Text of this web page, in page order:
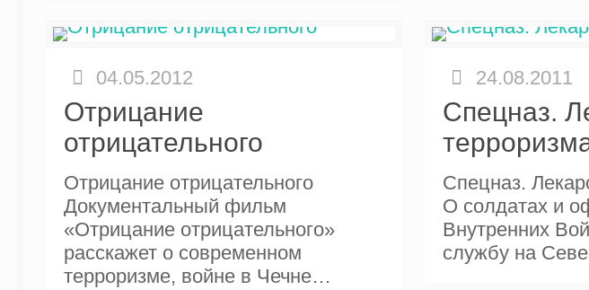
04.05.2012
Отрицание
отрицательного
Отрицание отрицательного
Документальный фильм
«Отрицание отрицательного»
расскажет о современном
терроризме, войне в Чечне…
24.08.2011
Спецназ.
Спецназ.
О солдатах и
Внутренних
службу на